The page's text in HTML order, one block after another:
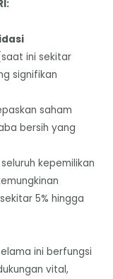
ini sekitar
signifikan
saham
bersih yang
kepemilikan
5% hingga
ini berfungsi
vital,